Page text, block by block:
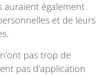
auraient également
et de leurs
pas trop de
pas d’application